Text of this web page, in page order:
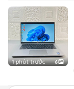
1 phút trước 6